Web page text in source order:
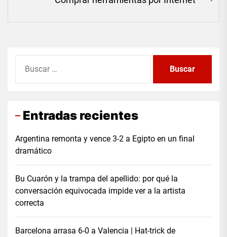
Entradas recientes
Argentina remonta y vence 3-2 a Egipto en un final
dramático
Bu Cuarón y la trampa del apellido: por qué la
conversación equivocada impide ver a la artista
correcta
Barcelona arrasa 6-0 a Valencia | Hat-trick de